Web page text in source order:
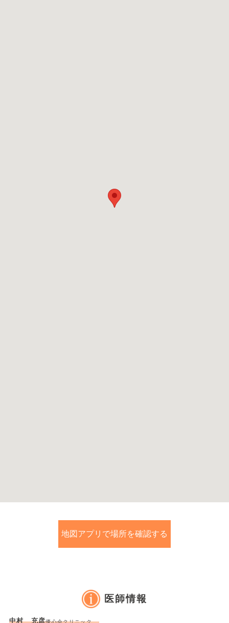
地図アプリで場所を確認する
医師情報
中村 充彦